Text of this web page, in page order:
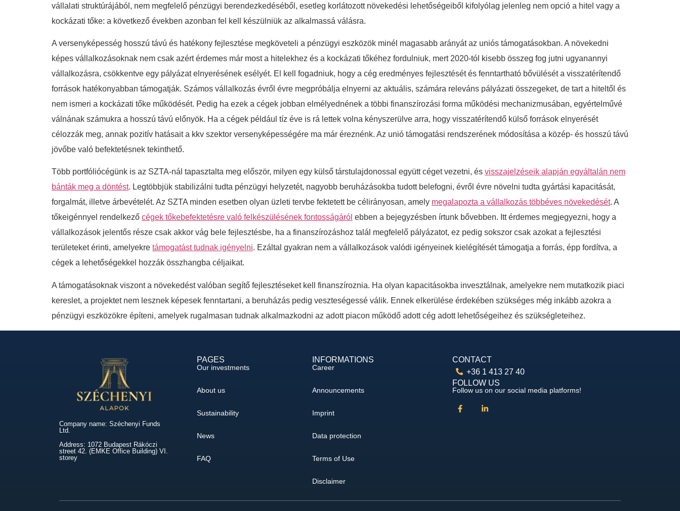
vállalati struktúrájából, nem megfelelő pénzügyi berendezkedéséből, esetleg korlátozott növekedési lehetőségeiből kifolyólag jelenleg nem opció a hitel vagy a
kockázati tőke: a következő években azonban fel kell készülniük az alkalmassá válásra.
A versenyképesség hosszú távú és hatékony fejlesztése megköveteli a pénzügyi eszközök minél magasabb arányát az uniós támogatásokban. A növekedni
képes vállalkozásoknak nem csak azért érdemes már most a hitelekhez és a kockázati tőkéhez fordulniuk, mert 2020-tól kisebb összeg fog jutni ugyanannyi
vállalkozásra, csökkentve egy pályázat elnyerésének esélyét. El kell fogadniuk, hogy a cég eredményes fejlesztését és fenntartható bővülését a visszatérítendő
források hatékonyabban támogatják. Számos vállalkozás évről évre megpróbálja elnyerni az aktuális, számára releváns pályázati összegeket, de tart a hiteltől és
nem ismeri a kockázati tőke működését. Pedig ha ezek a cégek jobban elmélyednének a többi finanszírozási forma működési mechanizmusában, egyértelművé
válnának számukra a hosszú távú előnyök. Ha a cégek például tíz éve is rá lettek volna kényszerülve arra, hogy visszatérítendő külső források elnyerését
célozzák meg, annak pozitív hatásait a kkv szektor versenyképességére ma már éreznénk. Az unió támogatási rendszerének módosítása a közép- és hosszú távú
jövőbe való befektetésnek tekinthető.
Több portfóliócégünk is az SZTA-nál tapasztalta meg először, milyen egy külső társtulajdonossal együtt céget vezetni, és visszajelzéseik alapján egyáltalán nem
bánták meg a döntést. Legtöbbjük stabilizálni tudta pénzügyi helyzetét, nagyobb beruházásokba tudott belefogni, évről évre növelni tudta gyártási kapacitását,
forgalmát, illetve árbevételét. Az SZTA minden esetben olyan üzleti tervbe fektetett be célirányosan, amely megalapozta a vállalkozás többéves növekedését. A
tőkeigénnyel rendelkező cégek tőkebefektetésre való felkészülésének fontosságáról ebben a bejegyzésben írtunk bővebben. Itt érdemes megjegyezni, hogy a
vállalkozások jelentős része csak akkor vág bele fejlesztésbe, ha a finanszírozáshoz talál megfelelő pályázatot, ez pedig sokszor csak azokat a fejlesztési
területeket érinti, amelyekre támogatást tudnak igényelni. Ezáltal gyakran nem a vállalkozások valódi igényeinek kielégítését támogatja a forrás, épp fordítva, a
cégek a lehetőségekkel hozzák összhangba céljaikat.
A támogatásoknak viszont a növekedést valóban segítő fejlesztéseket kell finanszíroznia. Ha olyan kapacitásokba invesztálnak, amelyekre nem mutatkozik piaci
kereslet, a projektet nem lesznek képesek fenntartani, a beruházás pedig veszteségessé válik. Ennek elkerülése érdekében szükséges még inkább azokra a
pénzügyi eszközökre építeni, amelyek rugalmasan tudnak alkalmazkodni az adott piacon működő adott cég adott lehetőségeihez és szükségleteihez.
Company name: Széchenyi Funds
Ltd.
Address: 1072 Budapest Rákóczi
street 42. (EMKE Office Building) VI.
storey
PAGES
Our investments
About us
Sustainability
News
FAQ
INFORMATIONS
Career
Announcements
Imprint
Data protection
Terms of Use
Disclaimer
CONTACT
+36 1 413 27 40
FOLLOW US
Follow us on our social media platforms!